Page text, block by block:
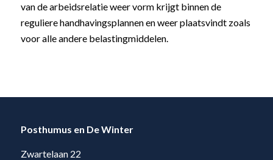
van de arbeidsrelatie weer vorm krijgt binnen de
reguliere handhavingsplannen en weer plaatsvindt zoals
voor alle andere belastingmiddelen.
Posthumus en De Winter
Zwartelaan 22